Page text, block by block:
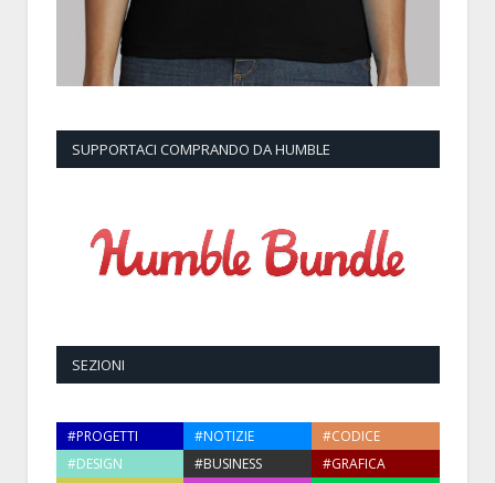
SUPPORTACI COMPRANDO DA HUMBLE
SEZIONI
#PROGETTI #NOTIZIE
#CODICE
#DESIGN
#BUSINESS
#GRAFICA